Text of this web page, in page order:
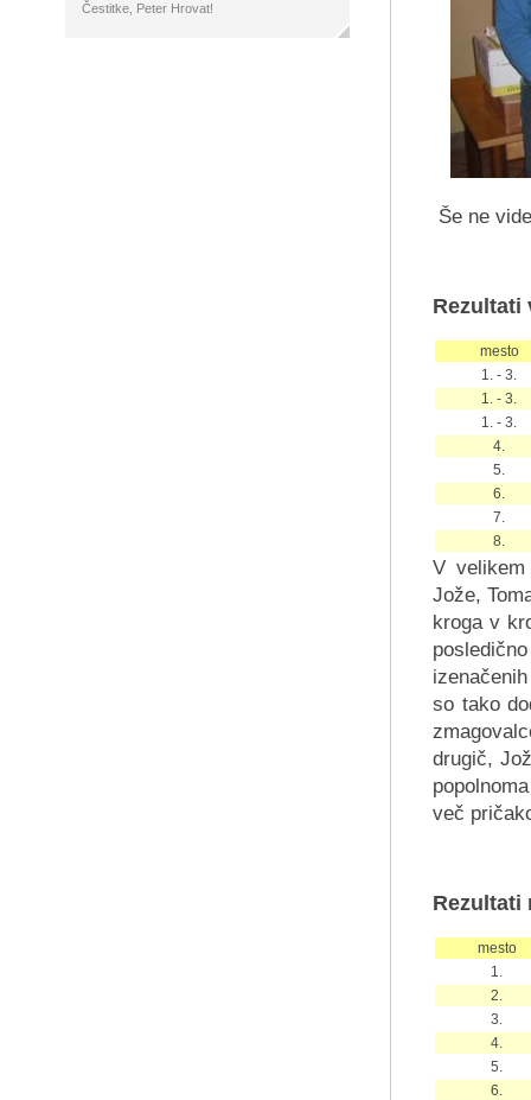
Čestitke, Peter Hrovat!
Še ne
Rezultati
mesto
1. - 3.
1. - 3.
1. - 3.
4.
5.
6.
7.
8.
V
Jože,
kroga v
so tako
drugič,
več
Rezultati
mesto
1.
2.
3.
4.
5.
6.